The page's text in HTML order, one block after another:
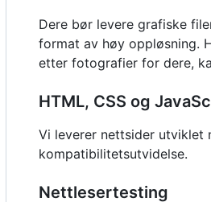
Dere bør levere grafiske
format av høy oppløsning.
etter fotografier for dere,
HTML, CSS og
Vi leverer nettsider utviklet
kompatibilitetsutvidelse.
Nettlesertesting